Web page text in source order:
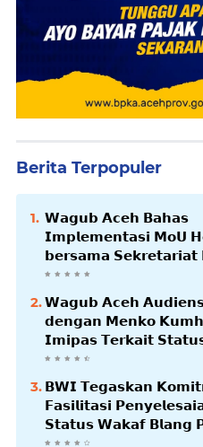
Berita Terpopuler
𝗪𝗮𝗴𝘂𝗯 𝗔𝗰𝗲𝗵 𝗕𝗮𝗵𝗮𝘀
𝗜𝗺𝗽𝗹𝗲𝗺𝗲𝗻𝘁𝗮𝘀𝗶 𝗠𝗼𝗨
𝗯𝗲𝗿𝘀𝗮𝗺𝗮
𝗪𝗮𝗴𝘂𝗯 𝗔𝗰𝗲𝗵
𝗱𝗲𝗻𝗴𝗮𝗻 𝗠𝗲𝗻𝗸𝗼
𝗜𝗺𝗶𝗽𝗮𝘀 𝗧𝗲𝗿𝗸𝗮𝗶𝘁
𝗕𝗹𝗮𝗻𝗴𝗽𝗮𝗱𝗮𝗻𝗴
𝗕𝗪𝗜 𝗧𝗲𝗴𝗮𝘀𝗸𝗮𝗻
𝗙𝗮𝘀𝗶𝗹𝗶𝘁𝗮𝘀𝗶
𝗦𝘁𝗮𝘁𝘂𝘀 𝗪𝗮𝗸𝗮𝗳 𝗕𝗹𝗮𝗻𝗴